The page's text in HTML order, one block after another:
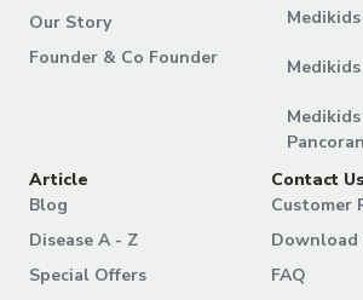
Our Story
Founder & Co Founder
Article
Blog
Disease A - Z
Special Offers
Contact Us
Customer
FAQ